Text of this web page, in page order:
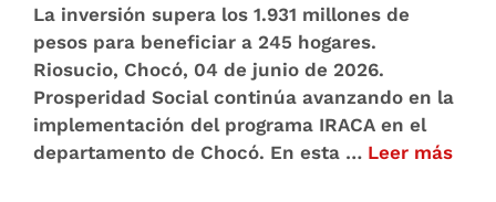
La inversión supera los 1.931 millones de
pesos para beneficiar a 245 hogares.
Riosucio, Chocó, 04 de junio de 2026.
Prosperidad Social continúa avanzando en la
implementación del programa IRACA en el
departamento de Chocó. En esta … Leer más